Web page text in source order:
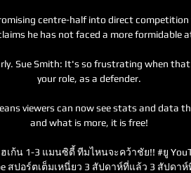
centre-half into direct competition
he has not faced a more formidable
Sue Smith: It's so frustrating when
your role, as a defender.
viewers can now see stats and data
and what is more, it is free!
ฮเก้น 1-3 แมนซิตี้ ทีมไหนจะคว้าชัย!! #ยู
สปอร์ตเต็มเหนี่ยว 3 สัปดาห์ที่แล้ว 3 สัปดา